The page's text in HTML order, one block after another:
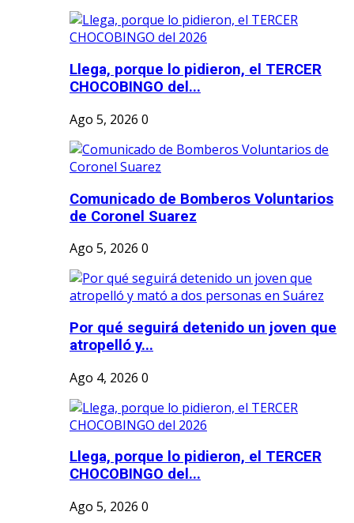
Llega, porque lo pidieron, el TERCER
CHOCOBINGO del...
Ago 5, 2026 0
Comunicado de Bomberos Voluntarios
de Coronel Suarez
Ago 5, 2026 0
Por qué seguirá detenido un joven que
atropelló y...
Ago 4, 2026 0
Llega, porque lo pidieron, el TERCER
CHOCOBINGO del...
Ago 5, 2026 0